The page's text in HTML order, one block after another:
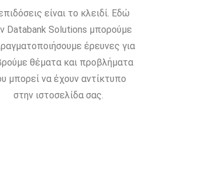
είναι το κλειδί. Εδώ
Databank Solutions μπορούμε
έρευνες για
θέματα και προβλήματα
μπορεί να έχουν αντίκτυπο
στην ιστοσελίδα σας.